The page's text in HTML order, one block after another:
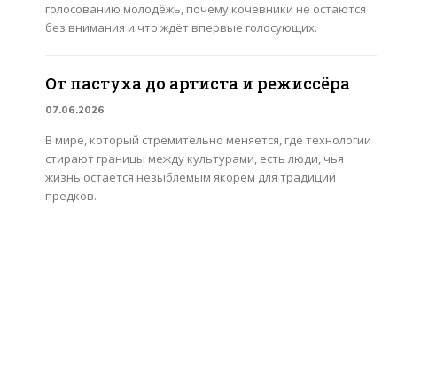
голосованию молодёжь, почему кочевники не остаются
без внимания и что ждёт впервые голосующих.
От пастуха до артиста и режиссёра
07.06.2026
В мире, который стремительно меняется, где технологии
стирают границы между культурами, есть люди, чья
жизнь остаётся незыблемым якорем для традиций
предков.